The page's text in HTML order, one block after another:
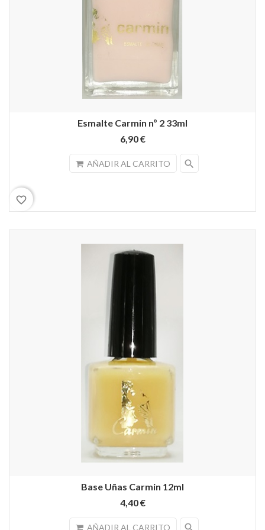
Esmalte Carmin nº 2 33ml
6,90 €
AÑADIR AL CARRITO search
favorite_border
Base Uñas Carmin 12ml
4,40 €
AÑADIR AL CARRITO search